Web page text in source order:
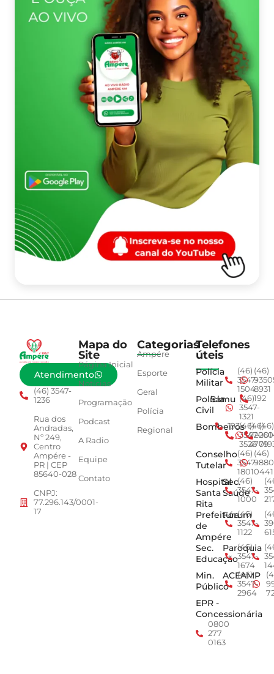
Atendimento
(46) 3547-
1236
Rua dos
Andradas,
Nº 249,
Centro
Ampére -
PR | CEP
85640-028
CNPJ:
77.296.143/0001-
17
Mapa do
Site
Página Inicial
Notícias
Programação
Podcast
A Radio
Equipe
Contato
Categorias
Ampére
Esporte
Geral
Polícia
Regional
Telefones
úteis
Polícia
Militar
(46)
3547-
1504
(46)
8931
Polícia
Civil
Samu (46)
3547-
1321
192
Bombeiros
193(46)
3547-
3528
(46)
4779
(46)
Conselho
Tutelar
(46)
3547-
1801
(46)
0441
Hospital
Santa
Rita
Sec.
Saúde
(46)
3547-
1000
Prefeitura
de
Ampére
Fórum
(46)
3547-
1122
Sec.
Educação
Paroquia
(46)
3547-
1674
Min.
Público
ACEAMP
(46)
3547-
2964
EPR -
Concessionária
0800
277
0163